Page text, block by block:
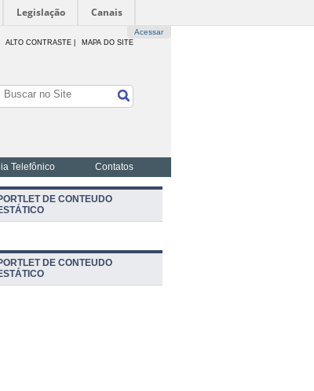
Legislação Canais
Acessar
ALTO CONTRASTE | MAPA DO SITE
Telefônico Contatos
DE CONTEUDO
DE CONTEUDO